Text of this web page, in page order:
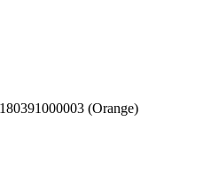
(Orange)